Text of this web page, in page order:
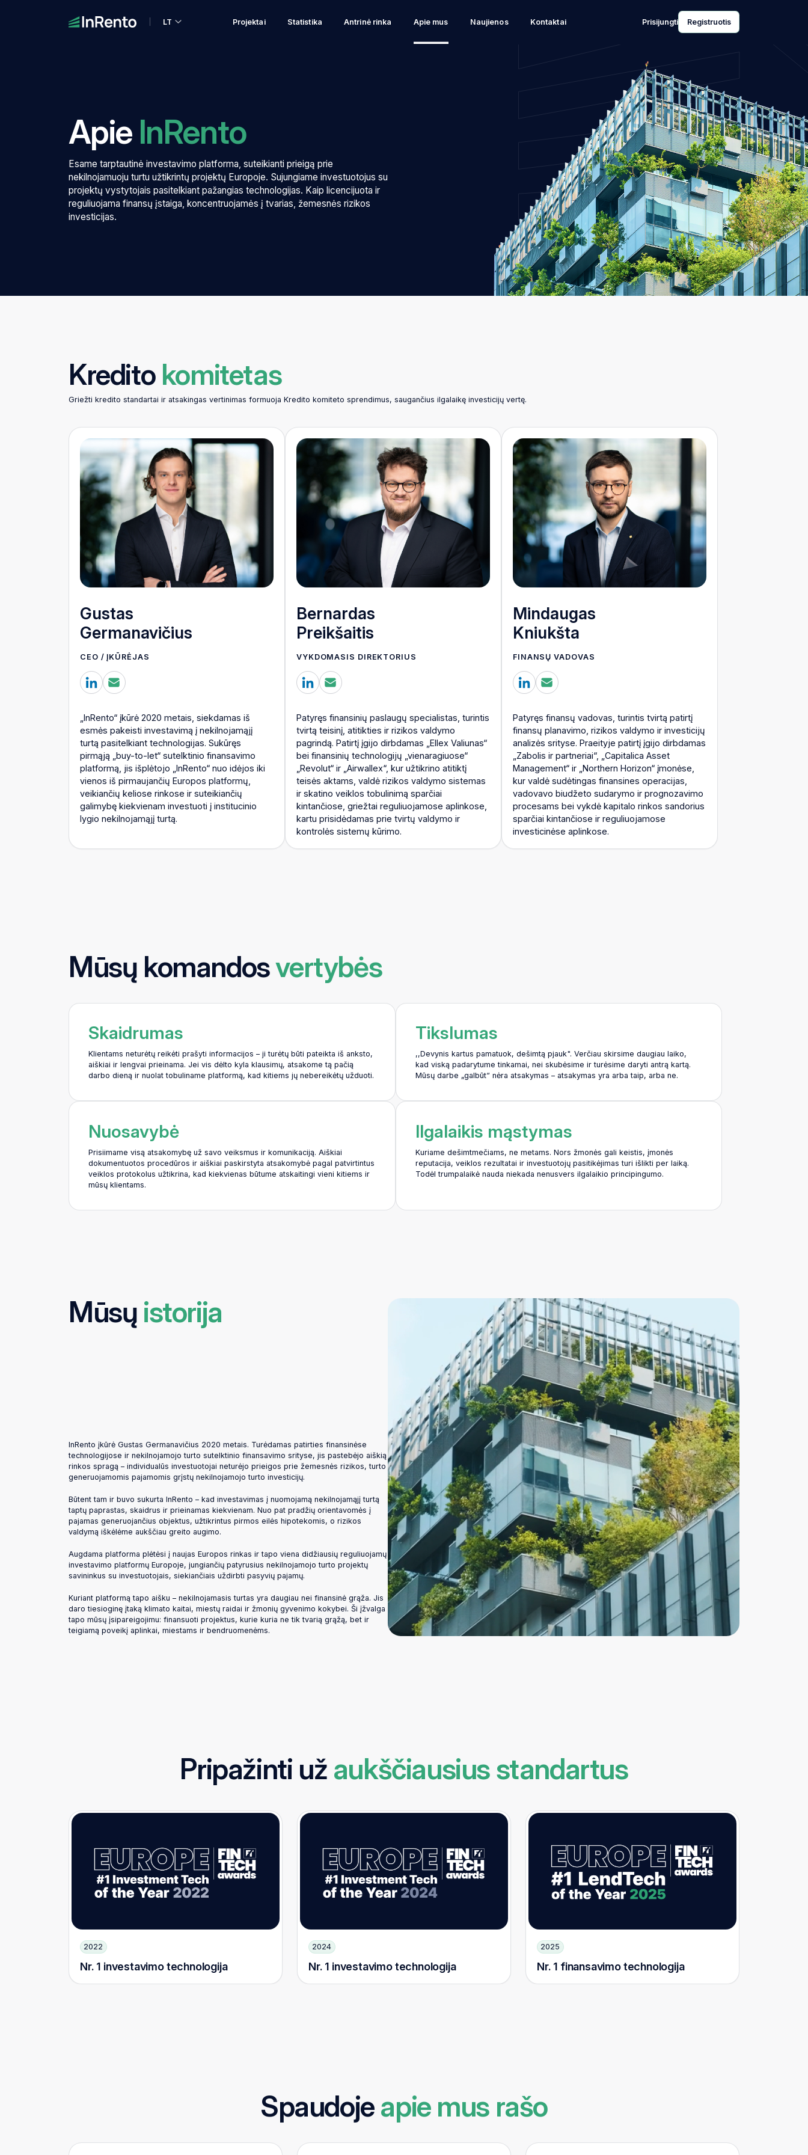
LT Projektai Statistika Antrinė rinka Apie mus Naujienos Kontaktai Prisijungti Registruotis
Apie InRento
Esame tarptautinė investavimo platforma, suteikianti prieigą prie
nekilnojamuoju turtu užtikrintų projektų Europoje. Sujungiame investuotojus su
projektų vystytojais pasitelkiant pažangias technologijas. Kaip licencijuota ir
reguliuojama finansų įstaiga, koncentruojamės į tvarias, žemesnės rizikos
investicijas.
Kredito komitetas
Griežti kredito standartai ir atsakingas vertinimas formuoja Kredito komiteto sprendimus, saugančius ilgalaikę investicijų vertę.
Gustas
Germanavičius
CEO / ĮKŪRĖJAS
„InRento“ įkūrė 2020 metais, siekdamas iš
esmės pakeisti investavimą į nekilnojamąjį
turtą pasitelkiant technologijas. Sukūręs
pirmąją „buy-to-let“ sutelktinio finansavimo
platformą, jis išplėtojo „InRento“ nuo idėjos iki
vienos iš pirmaujančių Europos platformų,
veikiančių keliose rinkose ir suteikiančių
galimybę kiekvienam investuoti į institucinio
lygio nekilnojamąjį turtą.
Bernardas
Preikšaitis
VYKDOMASIS DIREKTORIUS
Patyręs finansinių paslaugų specialistas, turintis
tvirtą teisinį, atitikties ir rizikos valdymo
pagrindą. Patirtį įgijo dirbdamas „Ellex Valiunas“
bei finansinių technologijų „vienaragiuose“
„Revolut“ ir „Airwallex“, kur užtikrino atitiktį
teisės aktams, valdė rizikos valdymo sistemas
ir skatino veiklos tobulinimą sparčiai
kintančiose, griežtai reguliuojamose aplinkose,
kartu prisidėdamas prie tvirtų valdymo ir
kontrolės sistemų kūrimo.
Mindaugas
Kniukšta
FINANSŲ VADOVAS
Patyręs finansų vadovas, turintis tvirtą patirtį
finansų planavimo, rizikos valdymo ir investicijų
analizės srityse. Praeityje patirtį įgijo dirbdamas
„Zabolis ir partneriai“, „Capitalica Asset
Management“ ir „Northern Horizon“ įmonėse,
kur valdė sudėtingas finansines operacijas,
vadovavo biudžeto sudarymo ir prognozavimo
procesams bei vykdė kapitalo rinkos sandorius
sparčiai kintančiose ir reguliuojamose
investicinėse aplinkose.
Mūsų komandosvertybės
Skaidrumas
Klientams neturėtų reikėti prašyti informacijos – ji turėtų būti pateikta iš anksto,
aiškiai ir lengvai prieinama. Jei vis dėlto kyla klausimų, atsakome tą pačią
darbo dieną ir nuolat tobuliname platformą, kad kitiems jų nebereikėtų užduoti.
Tikslumas
,,Devynis kartus pamatuok, dešimtą pjauk". Verčiau skirsime daugiau laiko,
kad viską padarytume tinkamai, nei skubėsime ir turėsime daryti antrą kartą.
Mūsų darbe „galbūt“ nėra atsakymas – atsakymas yra arba taip, arba ne.
Nuosavybė
Prisiimame visą atsakomybę už savo veiksmus ir komunikaciją. Aiškiai
dokumentuotos procedūros ir aiškiai paskirstyta atsakomybė pagal patvirtintus
veiklos protokolus užtikrina, kad kiekvienas būtume atskaitingi vieni kitiems ir
mūsų klientams.
Ilgalaikis mąstymas
Kuriame dešimtmečiams, ne metams. Nors žmonės gali keistis, įmonės
reputacija, veiklos rezultatai ir investuotojų pasitikėjimas turi išlikti per laiką.
Todėl trumpalaikė nauda niekada nenusvers ilgalaikio principingumo.
Mūsų istorija
InRento įkūrė Gustas Germanavičius 2020 metais. Turėdamas patirties finansinėse
technologijose ir nekilnojamojo turto sutelktinio finansavimo srityse, jis pastebėjo aiškią
rinkos spragą – individualūs investuotojai neturėjo prieigos prie žemesnės rizikos, turto
generuojamomis pajamomis grįstų nekilnojamojo turto investicijų.
Būtent tam ir buvo sukurta InRento – kad investavimas į nuomojamą nekilnojamąjį turtą
taptų paprastas, skaidrus ir prieinamas kiekvienam. Nuo pat pradžių orientavomės į
pajamas generuojančius objektus, užtikrintus pirmos eilės hipotekomis, o rizikos
valdymą iškėlėme aukščiau greito augimo.
Augdama platforma plėtėsi į naujas Europos rinkas ir tapo viena didžiausių reguliuojamų
investavimo platformų Europoje, jungiančių patyrusius nekilnojamojo turto projektų
savininkus su investuotojais, siekiančiais uždirbti pasyvių pajamų.
Kuriant platformą tapo aišku – nekilnojamasis turtas yra daugiau nei finansinė grąža. Jis
daro tiesioginę įtaką klimato kaitai, miestų raidai ir žmonių gyvenimo kokybei. Ši įžvalga
tapo mūsų įsipareigojimu: finansuoti projektus, kurie kuria ne tik tvarią grąžą, bet ir
teigiamą poveikį aplinkai, miestams ir bendruomenėms.
Pripažinti už aukščiausius standartus
2022
Nr. 1 investavimo technologija
2024
Nr. 1 investavimo technologija
2025
Nr. 1 finansavimo technologija
Spaudojeapie mus rašo